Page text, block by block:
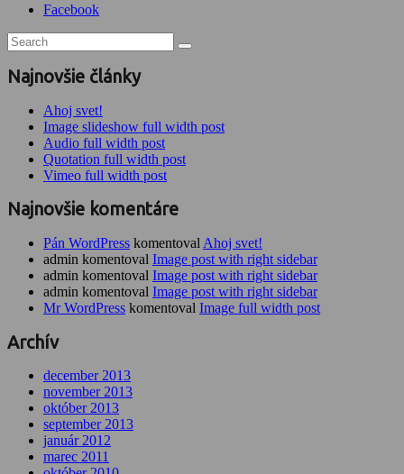
Facebook
Najnovšie články
Ahoj svet!
Image slideshow full width post
Audio full width post
Quotation full width post
Vimeo full width post
Najnovšie komentáre
Pán WordPress komentoval Ahoj svet!
admin komentoval Image post with right sidebar
admin komentoval Image post with right sidebar
admin komentoval Image post with right sidebar
Mr WordPress komentoval Image full width post
Archív
december 2013
november 2013
október 2013
september 2013
január 2012
marec 2011